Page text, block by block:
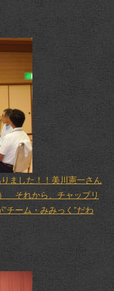
ました！！美川憲一さん
それから、チャップリ
チーム・みみっく”だわ